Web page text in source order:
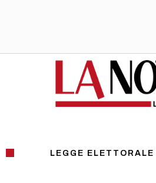
LEGGE ELETTORALE